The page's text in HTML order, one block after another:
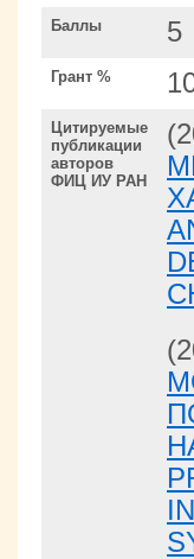
Баллы 5
Грант %
Цитируемые
публикации
авторов
ФИЦ ИУ РАН